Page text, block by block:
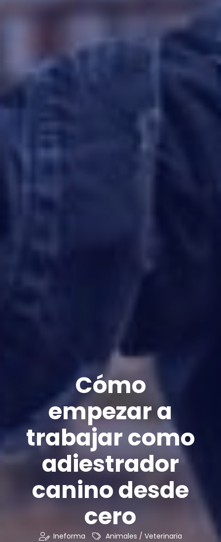
Cómo
empezar a
trabajar como
adiestrador
canino desde
cero
Ineforma Animales / Veterinaria